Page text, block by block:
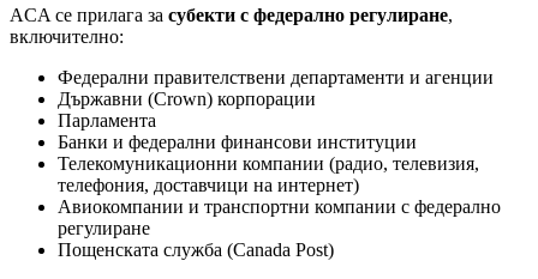
ACA се прилага за субекти с федерално регулиране,
включително:
Федерални правителствени департаменти и агенции
Държавни (Crown) корпорации
Парламента
Банки и федерални финансови институции
Телекомуникационни компании (радио, телевизия,
телефония, доставчици на интернет)
Авиокомпании и транспортни компании с федерално
регулиране
Пощенската служба (Canada Post)